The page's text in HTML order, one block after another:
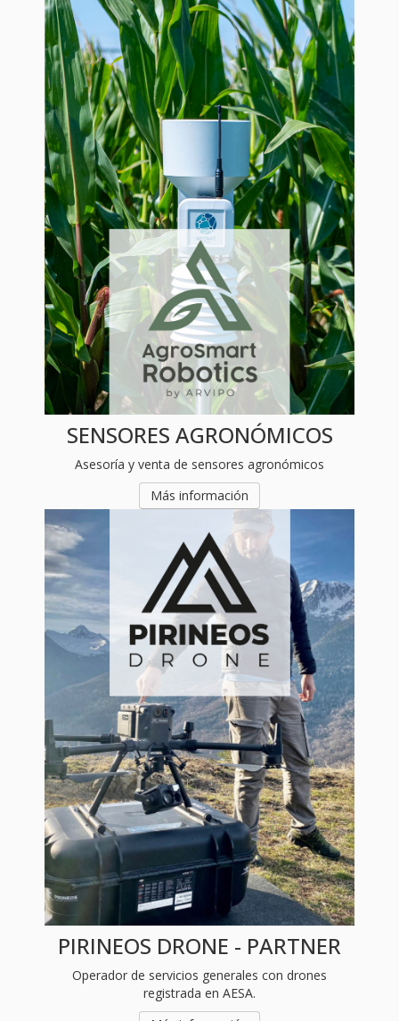
SENSORES AGRONÓMICOS
Asesoría y venta de sensores agronómicos
Más información
PIRINEOS DRONE - PARTNER
Operador de servicios generales con drones
registrada en AESA.